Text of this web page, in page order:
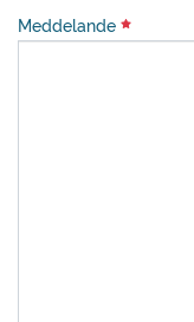
Meddelande